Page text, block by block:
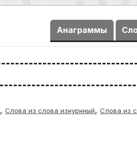
Анаграммы
, Слова из слова изнурнный, Слова из